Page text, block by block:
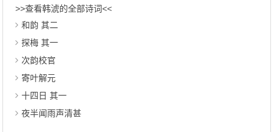
>>查看韩淲的全部诗词<<
和韵 其二
探梅 其一
次韵校官
寄叶解元
十四日 其一
夜半闻雨声清甚